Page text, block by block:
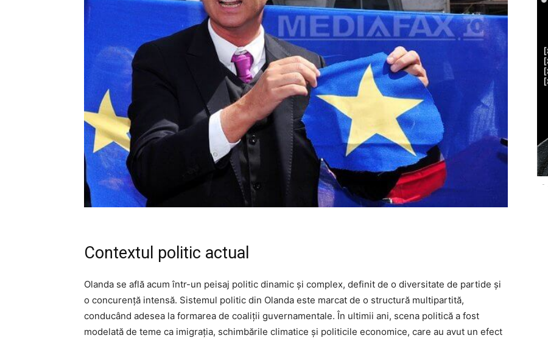
Contextul politic actual
Olanda se află acum într-un peisaj politic dinamic și complex, definit de o diversitate de partide și
o concurență intensă. Sistemul politic din Olanda este marcat de o structură multipartită,
conducând adesea la formarea de coaliții guvernamentale. În ultimii ani, scena politică a fost
modelată de teme ca imigrația, schimbările climatice și politicile economice, care au avut un efect
-